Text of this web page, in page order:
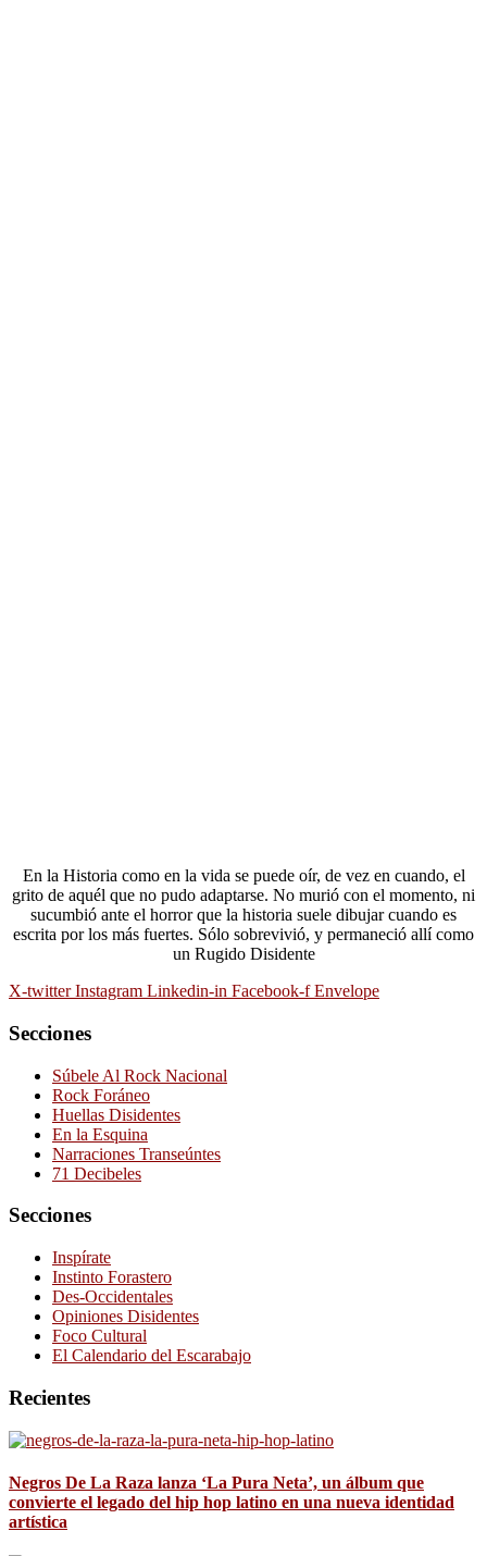
En la Historia como en la vida se puede oír, de vez en cuando, el
grito de aquél que no pudo adaptarse. No murió con el momento, ni
sucumbió ante el horror que la historia suele dibujar cuando es
escrita por los más fuertes. Sólo sobrevivió, y permaneció allí como
un Rugido Disidente
X-twitter Instagram Linkedin-in Facebook-f Envelope
Secciones
Súbele Al Rock Nacional
Rock Foráneo
Huellas Disidentes
En la Esquina
Narraciones Transeúntes
71 Decibeles
Secciones
Inspírate
Instinto Forastero
Des-Occidentales
Opiniones Disidentes
Foco Cultural
El Calendario del Escarabajo
Recientes
Negros De La Raza lanza ‘La Pura Neta’, un álbum que
convierte el legado del hip hop latino en una nueva identidad
artística